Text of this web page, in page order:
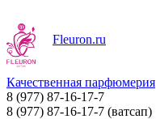
Fleuron.ru
Качественная парфюмерия
8 (977) 87-16-17-7
8 (977) 87-16-17-7 (ватсап)